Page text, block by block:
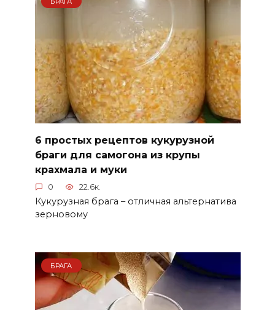
6 простых рецептов кукурузной
браги для самогона из крупы
крахмала и муки
0 22.6к.
Кукурузная брага – отличная альтернатива
зерновому
БРАГА